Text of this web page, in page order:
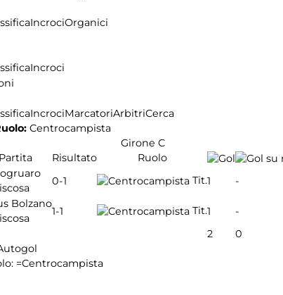
IncrociOrganici
Incroci
IncrociMarcatoriArbitriCerca
Centrocampista
Girone C
Partita Risultato Ruolo
0-1 Tit.1 -
Bolzano
1-1 Tit.1 -
2
0
=Centrocampista